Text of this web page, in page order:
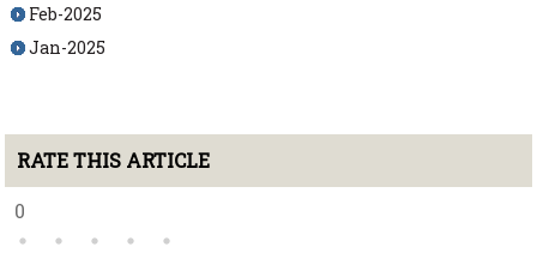
Feb-2025
Jan-2025
RATE THIS ARTICLE
0